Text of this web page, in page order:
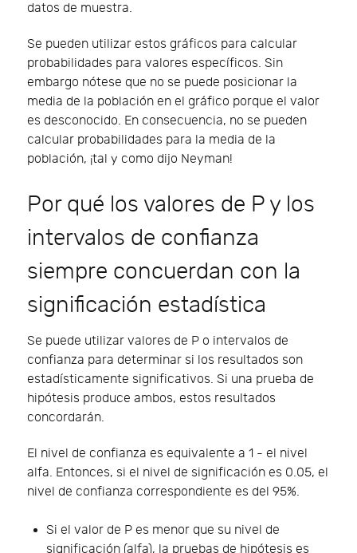
datos de muestra.
Se pueden utilizar estos gráficos para calcular
probabilidades para valores específicos. Sin
embargo nótese que no se puede posicionar la
media de la población en el gráfico porque el valor
es desconocido. En consecuencia, no se pueden
calcular probabilidades para la media de la
población, ¡tal y como dijo Neyman!
Por qué los valores de P y los
intervalos de confianza
siempre concuerdan con la
significación estadística
Se puede utilizar valores de P o intervalos de
confianza para determinar si los resultados son
estadísticamente significativos. Si una prueba de
hipótesis produce ambos, estos resultados
concordarán.
El nivel de confianza es equivalente a 1 - el nivel
alfa. Entonces, si el nivel de significación es 0.05, el
nivel de confianza correspondiente es del 95%.
Si el valor de P es menor que su nivel de
significación (alfa), la pruebas de hipótesis es